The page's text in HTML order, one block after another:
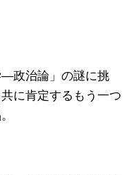
―政治論」の謎に挑
に肯定するもう一つ